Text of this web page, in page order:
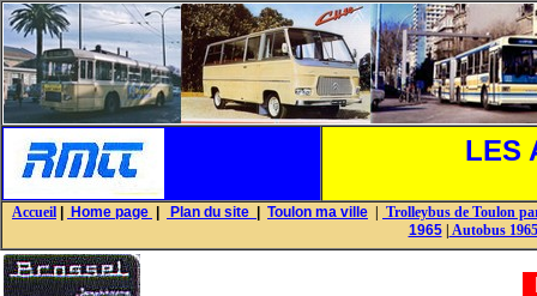
LES
Accueil Home page Plan du site Toulon ma ville
Trolleybus de Toulon
1965| Autobus